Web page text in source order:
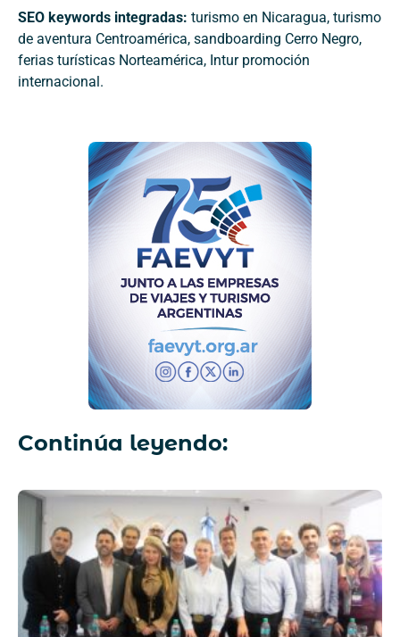
SEO keywords integradas: turismo en Nicaragua, turismo
de aventura Centroamérica, sandboarding Cerro Negro,
ferias turísticas Norteamérica, Intur promoción
internacional.
Continúa leyendo: